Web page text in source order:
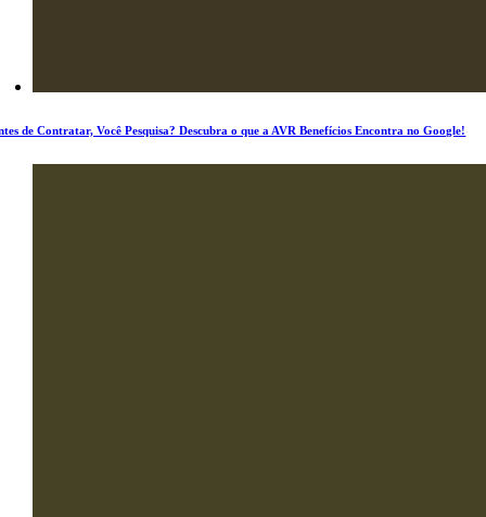
de Contratar, Você Pesquisa? Descubra o que a AVR Benefícios Encontra no Google!